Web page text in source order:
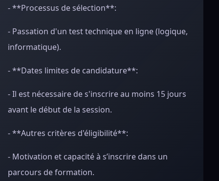
- **Processus de sélection**:
- Passation d'un test technique en ligne (logique,
informatique).
- **Dates limites de candidature**:
- Il est nécessaire de s'inscrire au moins 15 jours
avant le début de la session.
- **Autres critères d'éligibilité**:
- Motivation et capacité à s’inscrire dans un
parcours de formation.